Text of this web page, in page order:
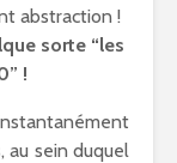
abstraction !
sorte “les
!
au sein duquel